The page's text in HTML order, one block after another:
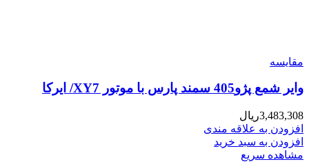
مقایسه
وایر شمع پژو405 سمند پارس با موتور XY7/ ایرکا
3,483,308ریال
افزودن به علاقه مندی
افزودن به سبد خرید
مشاهده سریع